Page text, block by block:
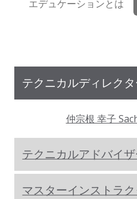
エデュケーションとは
テクニカルディレク
仲宗根 幸子
テクニカルアドバイ
マスターインストラ